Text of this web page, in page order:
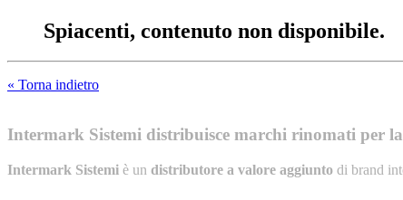
Spiacenti, contenuto non disponibile.
« Torna indietro
Intermark Sistemi distribuisce marchi rinomati per
Intermark Sistemi è un distributore a valore aggiunto di brand